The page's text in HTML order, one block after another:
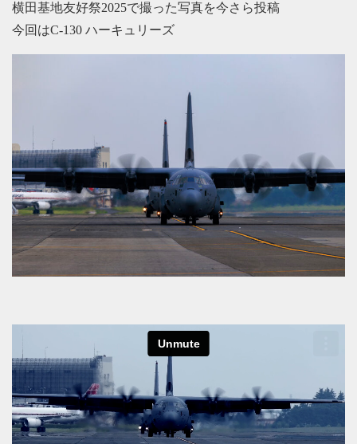
横田基地友好祭2025で撮った写真を今さら投稿
今回はC-130 ハーキュリーズ